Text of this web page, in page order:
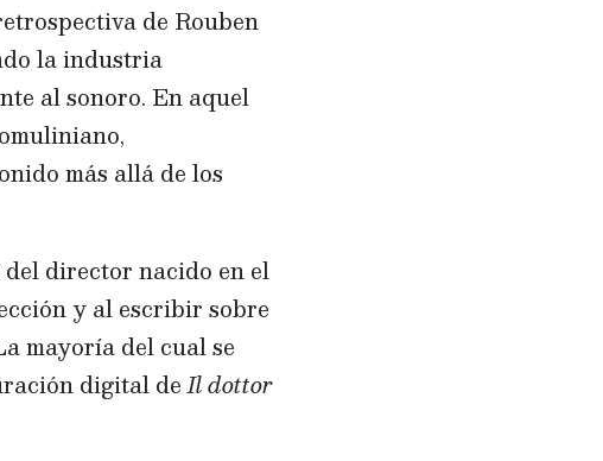
de Rouben
la industria
al sonoro. En aquel
más allá de los
director nacido en el
y al escribir sobre
mayoría del cual se
digital deIl dottor